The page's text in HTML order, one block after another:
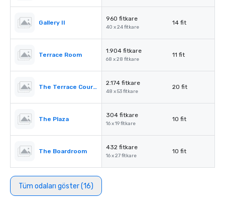
Gallery II
960 fitkare
40 x 24 fitkare
14 fit
Terrace Room
1.904 fitkare
68 x 28 fitkare
11 fit
The Terrace Courtyard/Tent
2.174 fitkare
48 x 53 fitkare
20 fit
The Plaza
304 fitkare
16 x 19 fitkare
10 fit
The Boardroom
432 fitkare
16 x 27 fitkare
10 fit
Tüm odaları göster (16)